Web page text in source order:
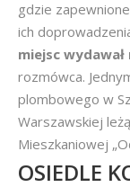
gdzie
ich
miejsc
rozmówca.
plombowego w
Warszawskiej
Mieszkaniowej
OSIEDLE